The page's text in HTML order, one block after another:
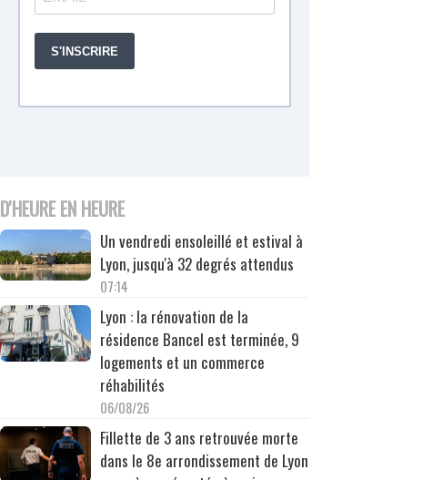
D'HEURE EN HEURE
Un vendredi ensoleillé et estival à
Lyon, jusqu'à 32 degrés attendus
07:14
Lyon : la rénovation de la
résidence Bancel est terminée, 9
logements et un commerce
réhabilités
06/08/26
Fillette de 3 ans retrouvée morte
dans le 8e arrondissement de Lyon